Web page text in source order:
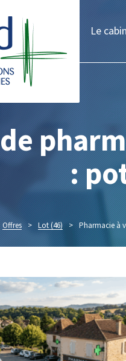
Le
:
Offres > Lot (46) > Pharmacie à